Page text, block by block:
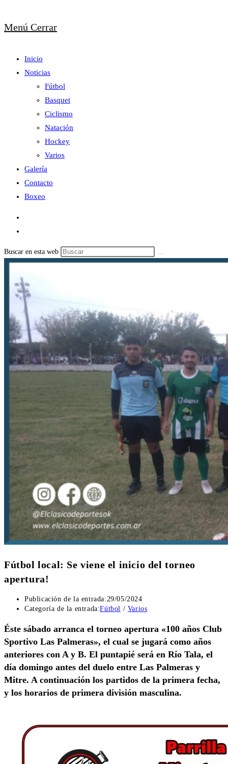
Menú Cerrar
Inicio
Noticias
Fútbol
Basquet
Ciclismo
Natación
Hockey
Varios
Galería
Contacto
Boxeo
Buscar en esta web
Fútbol local: Se viene el inicio del torneo
apertura!
Publicación de la entrada:29/05/2024
Categoría de la entrada:Fútbol / Varios
Éste sábado arranca el torneo apertura «100 años Club
Sportivo Las Palmeras», el cual se jugará como años
anteriores con A y B. El puntapié será en Río Tala, el
día domingo antes del duelo entre Las Palmeras y
Mitre. A continuación los partidos de la primera fecha,
y los horarios de primera división masculina.